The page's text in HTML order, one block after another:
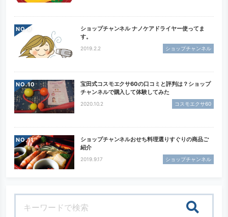
NO.
ショップチャンネル ナノケアドライヤー使ってま
す。
2019.2.2 ショップチャンネル
NO.
宝田式コスモエクサ60の口コミと評判は？ショップ
チャンネルで購入して体験してみた
2020.10.2 コスモエクサ60
NO.
ショップチャンネルおせち料理選りすぐりの商品ご
紹介
2019.9.17 ショップチャンネル